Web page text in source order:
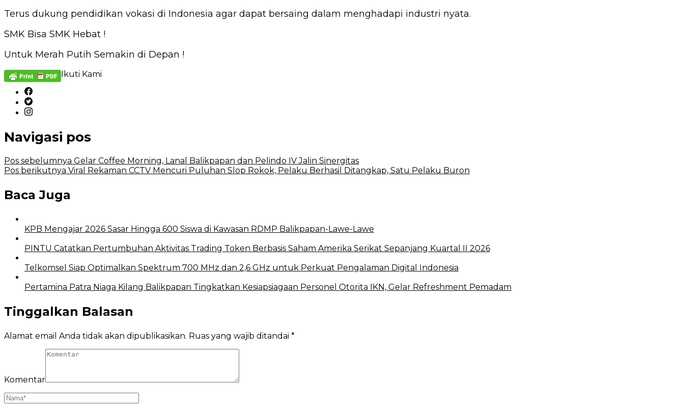
Terus dukung pendidikan vokasi di Indonesia agar dapat bersaing dalam menghadapi industri nyata.
SMK Bisa SMK Hebat !
Untuk Merah Putih Semakin di Depan !
Ikuti Kami
Navigasi pos
Pos sebelumnya Gelar Coffee Morning, Lanal Balikpapan dan Pelindo IV Jalin Sinergitas
Pos berikutnya Viral Rekaman CCTV Mencuri Puluhan Slop Rokok, Pelaku Berhasil Ditangkap, Satu Pelaku Buron
Baca Juga
KPB Mengajar 2026 Sasar Hingga 600 Siswa di Kawasan RDMP Balikpapan-Lawe-Lawe
PINTU Catatkan Pertumbuhan Aktivitas Trading Token Berbasis Saham Amerika Serikat Sepanjang Kuartal II 2026
Telkomsel Siap Optimalkan Spektrum 700 MHz dan 2,6 GHz untuk Perkuat Pengalaman Digital Indonesia
Pertamina Patra Niaga Kilang Balikpapan Tingkatkan Kesiapsiagaan Personel Otorita IKN, Gelar Refreshment Pemadam
Tinggalkan Balasan
Alamat email Anda tidak akan dipublikasikan. Ruas yang wajib ditandai *
Komentar